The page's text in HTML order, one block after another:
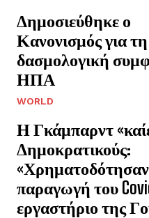
Δημοσιεύθηκε ο
Κανονισμός για τη
δασμολογική
ΗΠΑ
WORLD
Η Γκάμπαρντ
Δημοκρατικούς:
παραγωγή του
εργαστήριο της